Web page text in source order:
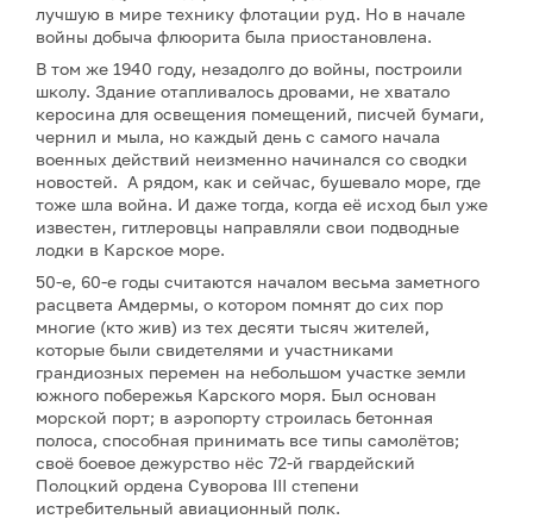
лучшую в мире технику флотации руд. Но в начале
войны добыча флюорита была приостановлена.
В том же 1940 году, незадолго до войны, построили
школу. Здание отапливалось дровами, не хватало
керосина для освещения помещений, писчей бумаги,
чернил и мыла, но каждый день с самого начала
военных действий неизменно начинался со сводки
новостей. А рядом, как и сейчас, бушевало море, где
тоже шла война. И даже тогда, когда её исход был уже
известен, гитлеровцы направляли свои подводные
лодки в Карское море.
50-е, 60-е годы считаются началом весьма заметного
расцвета Амдермы, о котором помнят до сих пор
многие (кто жив) из тех десяти тысяч жителей,
которые были свидетелями и участниками
грандиозных перемен на небольшом участке земли
южного побережья Карского моря. Был основан
морской порт; в аэропорту строилась бетонная
полоса, способная принимать все типы самолётов;
своё боевое дежурство нёс 72-й гвардейский
Полоцкий ордена Суворова III степени
истребительный авиационный полк.